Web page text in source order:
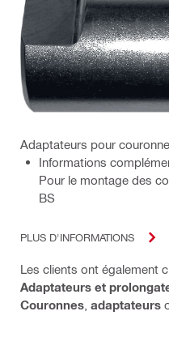
Adaptateurs pour
Informations
Pour le montage des
BS
PLUS D'INFORMATIONS
Les clients ont également
Adaptateurs et
Couronnes adaptateurs